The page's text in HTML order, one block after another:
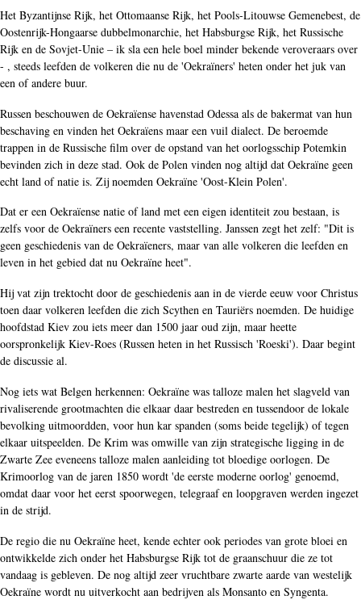
Het Byzantijnse Rijk, het Ottomaanse Rijk, het Pools-Litouwse Gemenebest, de
Oostenrijk-Hongaarse dubbelmonarchie, het Habsburgse Rijk, het Russische
Rijk en de Sovjet-Unie – ik sla een hele boel minder bekende veroveraars over
- , steeds leefden de volkeren die nu de 'Oekraïners' heten onder het juk van
een of andere buur.
Russen beschouwen de Oekraïense havenstad Odessa als de bakermat van hun
beschaving en vinden het Oekraïens maar een vuil dialect. De beroemde
trappen in de Russische film over de opstand van het oorlogsschip Potemkin
bevinden zich in deze stad. Ook de Polen vinden nog altijd dat Oekraïne geen
echt land of natie is. Zij noemden Oekraïne 'Oost-Klein Polen'.
Dat er een Oekraïense natie of land met een eigen identiteit zou bestaan, is
zelfs voor de Oekraïners een recente vaststelling. Janssen zegt het zelf: "Dit is
geen geschiedenis van de Oekraïeners, maar van alle volkeren die leefden en
leven in het gebied dat nu Oekraïne heet".
Hij vat zijn trektocht door de geschiedenis aan in de vierde eeuw voor Christus
toen daar volkeren leefden die zich Scythen en Tauriërs noemden. De huidige
hoofdstad Kiev zou iets meer dan 1500 jaar oud zijn, maar heette
oorspronkelijk Kiev-Roes (Russen heten in het Russisch 'Roeski'). Daar begint
de discussie al.
Nog iets wat Belgen herkennen: Oekraïne was talloze malen het slagveld van
rivaliserende grootmachten die elkaar daar bestreden en tussendoor de lokale
bevolking uitmoordden, voor hun kar spanden (soms beide tegelijk) of tegen
elkaar uitspeelden. De Krim was omwille van zijn strategische ligging in de
Zwarte Zee eveneens talloze malen aanleiding tot bloedige oorlogen. De
Krimoorlog van de jaren 1850 wordt 'de eerste moderne oorlog' genoemd,
omdat daar voor het eerst spoorwegen, telegraaf en loopgraven werden ingezet
in de strijd.
De regio die nu Oekraïne heet, kende echter ook periodes van grote bloei en
ontwikkelde zich onder het Habsburgse Rijk tot de graanschuur die ze tot
vandaag is gebleven. De nog altijd zeer vruchtbare zwarte aarde van westelijk
Oekraïne wordt nu uitverkocht aan bedrijven als Monsanto en Syngenta.